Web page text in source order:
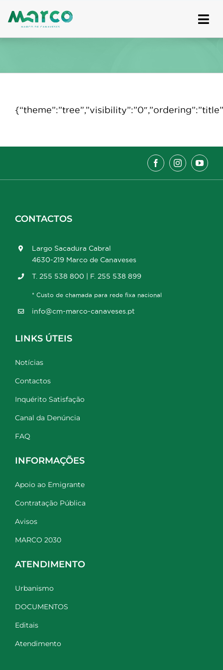
to
CONTACTOS
Largo Sacadura Cabral
4630-219 Marco de Canaveses
T. 255 538 800 | F. 255 538 899
* Custo de chamada para rede fixa nacional
info@cm-marco-canaveses.pt
LINKS ÚTEIS
Notícias
Contactos
Inquérito Satisfação
Canal da Denúncia
FAQ
INFORMAÇÕES
Apoio ao Emigrante
Contratação Pública
Avisos
MARCO 2030
ATENDIMENTO
Urbanismo
DOCUMENTOS
Editais
Atendimento